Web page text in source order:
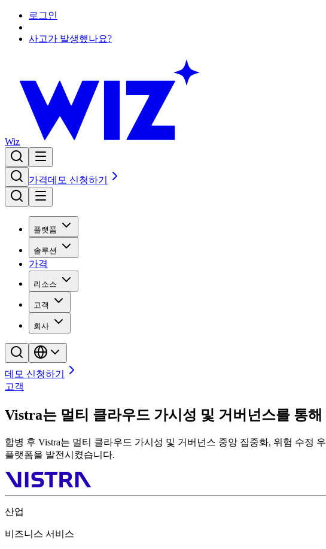
로그인
사고가 발생했나요?
Wiz
가격데모 신청하기
플랫폼
솔루션
가격
리소스
고객
회사
데모 신청하기
고객
Vistra는 멀티 클라우드 가시성 및 거버넌스를 통
합병 후 Vistra는 멀티 클라우드 가시성 및 거버넌스 중앙 집중화, 위험 수정
플랫폼을 발전시켰습니다.
산업
비즈니스 서비스